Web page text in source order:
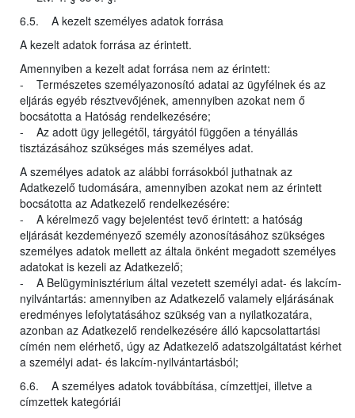
6.5. A kezelt személyes adatok forrása
A kezelt adatok forrása az érintett.
Amennyiben a kezelt adat forrása nem az érintett:
- Természetes személyazonosító adatai az ügyfélnek és az
eljárás egyéb résztvevőjének, amennyiben azokat nem ő
bocsátotta a Hatóság rendelkezésére;
- Az adott ügy jellegétől, tárgyától függően a tényállás
tisztázásához szükséges más személyes adat.
A személyes adatok az alábbi forrásokból juthatnak az
Adatkezelő tudomására, amennyiben azokat nem az érintett
bocsátotta az Adatkezelő rendelkezésére:
- A kérelmező vagy bejelentést tevő érintett: a hatóság
eljárását kezdeményező személy azonosításához szükséges
személyes adatok mellett az általa önként megadott személyes
adatokat is kezeli az Adatkezelő;
- A Belügyminisztérium által vezetett személyi adat- és lakcím-
nyilvántartás: amennyiben az Adatkezelő valamely eljárásának
eredményes lefolytatásához szükség van a nyilatkozatára,
azonban az Adatkezelő rendelkezésére álló kapcsolattartási
címén nem elérhető, úgy az Adatkezelő adatszolgáltatást kérhet
a személyi adat- és lakcím-nyilvántartásból;
6.6. A személyes adatok továbbítása, címzettjei, illetve a
címzettek kategóriái